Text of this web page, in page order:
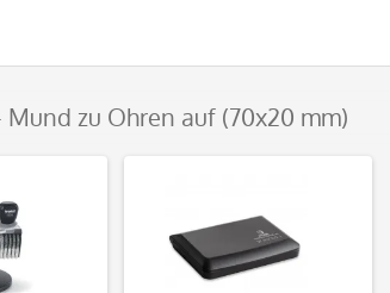
zu Ohren auf (70x20 mm)